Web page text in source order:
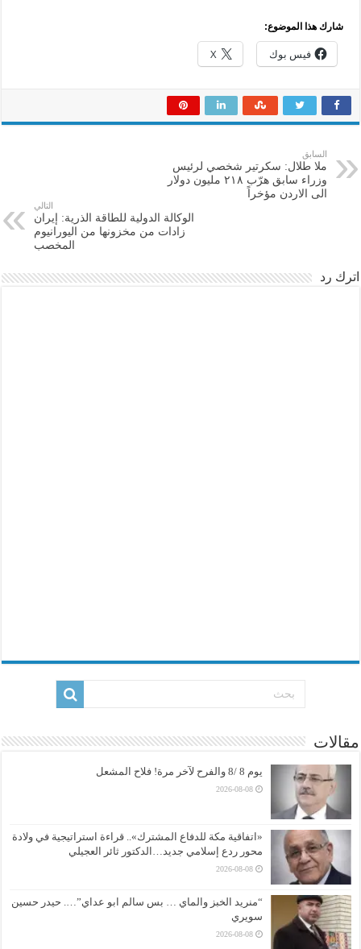
شارك هذا الموضوع:
فيس بوك X
السابق
ملا طلال: سكرتير شخصي لرئيس
وزراء سابق هرّب ٢١٨ مليون دولار
الى الاردن مؤخراً
التالي
الوكالة الدولية للطاقة الذرية: إيران
زادات من مخزونها من اليورانيوم
المخصب
اترك رد
مقالات
يوم 8 /8 والفرح لآخر مرة! فلاح المشعل
2026-08-08
«اتفاقية مكة للدفاع المشترك».. قراءة استراتيجية في ولادة
محور ردع إسلامي جديد…الدكتور ثائر العجيلي
2026-08-08
“منريد الخبز والماي … بس سالم ابو عداي”…. حيدر حسين
سويري
2026-08-08